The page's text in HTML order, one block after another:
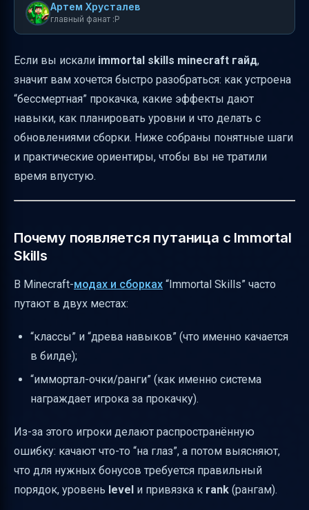
Артем Хрусталев
главный фанат :P
Если вы искали immortal skills minecraft гайд,
значит вам хочется быстро разобраться: как устроена
“бессмертная” прокачка, какие эффекты дают
навыки, как планировать уровни и что делать с
обновлениями сборки. Ниже собраны понятные шаги
и практические ориентиры, чтобы вы не тратили
время впустую.
Почему появляется путаница с Immortal
Skills
В Minecraft-модах и сборках “Immortal Skills” часто
путают в двух местах:
“классы” и “древа навыков” (что именно качается
в билде);
“иммортал-очки/ранги” (как именно система
награждает игрока за прокачку).
Из-за этого игроки делают распространённую
ошибку: качают что-то “на глаз”, а потом выясняют,
что для нужных бонусов требуется правильный
порядок, уровень level и привязка к rank (рангам).